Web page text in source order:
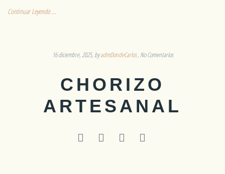
Continuar Leyendo ...
16 diciembre, 2025 byadmDondeCarlos No Comentarios
CHORIZO
ARTESANAL